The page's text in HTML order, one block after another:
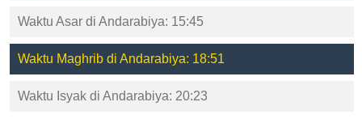
Waktu Asar di Andarabiya: 15:45
Waktu Maghrib di Andarabiya: 18:51
Waktu Isyak di Andarabiya: 20:23